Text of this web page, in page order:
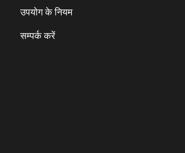
उपयोग के नियम
सम्पर्क करें